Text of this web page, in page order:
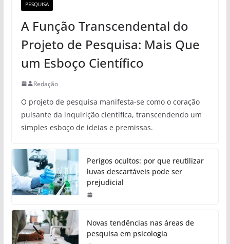
PESQUISA
A Função Transcendental do
Projeto de Pesquisa: Mais Que
um Esboço Científico
Redação
O projeto de pesquisa manifesta-se como o coração
pulsante da inquirição científica, transcendendo um
simples esboço de ideias e premissas.
Perigos ocultos: por que reutilizar
luvas descartáveis pode ser
prejudicial
Novas tendências nas áreas de
pesquisa em psicologia